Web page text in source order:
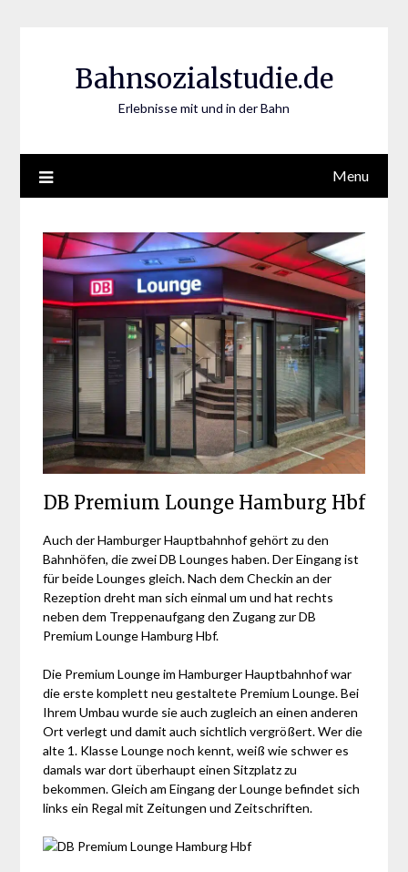
Bahnsozialstudie.de
Erlebnisse mit und in der Bahn
Menu
DB Premium Lounge Hamburg Hbf
Auch der Hamburger Hauptbahnhof gehört zu den
Bahnhöfen, die zwei DB Lounges haben. Der Eingang ist
für beide Lounges gleich. Nach dem Checkin an der
Rezeption dreht man sich einmal um und hat rechts
neben dem Treppenaufgang den Zugang zur DB
Premium Lounge Hamburg Hbf.
Die Premium Lounge im Hamburger Hauptbahnhof war
die erste komplett neu gestaltete Premium Lounge. Bei
Ihrem Umbau wurde sie auch zugleich an einen anderen
Ort verlegt und damit auch sichtlich vergrößert. Wer die
alte 1. Klasse Lounge noch kennt, weiß wie schwer es
damals war dort überhaupt einen Sitzplatz zu
bekommen. Gleich am Eingang der Lounge befindet sich
links ein Regal mit Zeitungen und Zeitschriften.